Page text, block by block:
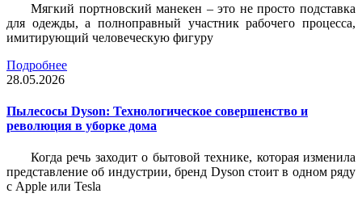
Мягкий портновский манекен – это не просто подставка
для одежды, а полноправный участник рабочего процесса,
имитирующий человеческую фигуру
Подробнее
28.05.2026
Пылесосы Dyson: Технологическое совершенство и
революция в уборке дома
Когда речь заходит о бытовой технике, которая изменила
представление об индустрии, бренд Dyson стоит в одном ряду
с Apple или Tesla